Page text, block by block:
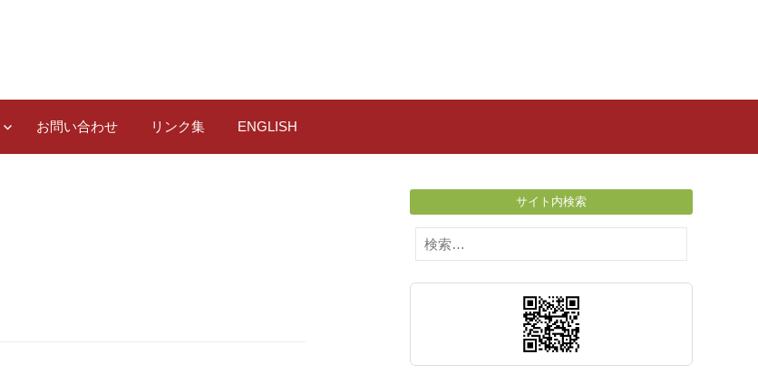
お問い合わせ リンク集 ENGLISH
サイト内検索
検
索: